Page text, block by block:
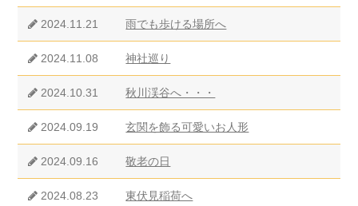
2024.11.21 雨でも歩ける場所へ
2024.11.08 神社巡り
2024.10.31 秋川渓谷へ・・・
2024.09.19 玄関を飾る可愛いお人形
2024.09.16 敬老の日
2024.08.23 東伏見稲荷へ